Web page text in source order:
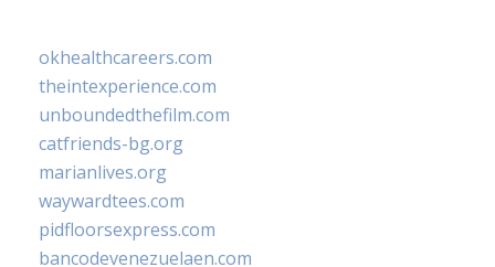
okhealthcareers.com
theintexperience.com
unboundedthefilm.com
catfriends-bg.org
marianlives.org
waywardtees.com
pidfloorsexpress.com
bancodevenezuelaen.com